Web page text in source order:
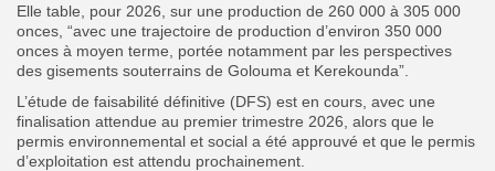
Elle table, pour 2026, sur une production de 260 000 à 305 000
onces, “avec une trajectoire de production d’environ 350 000
onces à moyen terme, portée notamment par les perspectives
des gisements souterrains de Golouma et Kerekounda”.
L’étude de faisabilité définitive (DFS) est en cours, avec une
finalisation attendue au premier trimestre 2026, alors que le
permis environnemental et social a été approuvé et que le permis
d’exploitation est attendu prochainement.